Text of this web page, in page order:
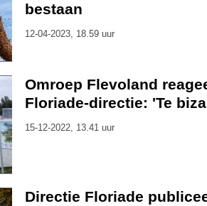
bestaan
12-04-2023, 18.59 uur
Omroep Flevoland
Floriade-directie: 'Te
15-12-2022, 13.41 uur
Directie Floriade